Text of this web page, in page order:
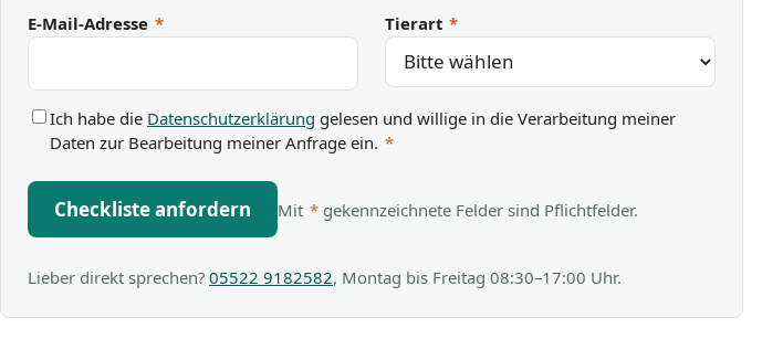
E-Mail-Adresse * Tierart *
Ich habe die Datenschutzerklärung gelesen und willige in die Verarbeitung meiner
Daten zur Bearbeitung meiner Anfrage ein. *
Checkliste anfordern Mit *gekennzeichnete Felder sind Pflichtfelder.
Lieber direkt sprechen? 05522 9182582, Montag bis Freitag 08:30–17:00 Uhr.